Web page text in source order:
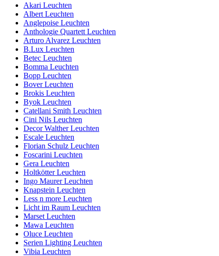
Akari Leuchten
Albert Leuchten
Anglepoise Leuchten
Anthologie Quartett Leuchten
Arturo Alvarez Leuchten
B.Lux Leuchten
Betec Leuchten
Bomma Leuchten
Bopp Leuchten
Bover Leuchten
Brokis Leuchten
Byok Leuchten
Catellani Smith Leuchten
Cini Nils Leuchten
Decor Walther Leuchten
Escale Leuchten
Florian Schulz Leuchten
Foscarini Leuchten
Gera Leuchten
Holtkötter Leuchten
Ingo Maurer Leuchten
Knapstein Leuchten
Less n more Leuchten
Licht im Raum Leuchten
Marset Leuchten
Mawa Leuchten
Oluce Leuchten
Serien Lighting Leuchten
Vibia Leuchten